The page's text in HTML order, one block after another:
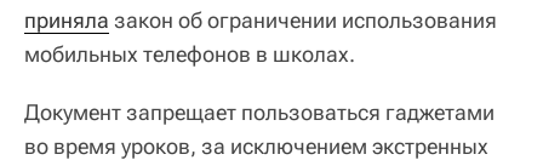
приняла закон об ограничении использования
мобильных телефонов в школах.
Документ запрещает пользоваться гаджетами
во время уроков, за исключением экстренных